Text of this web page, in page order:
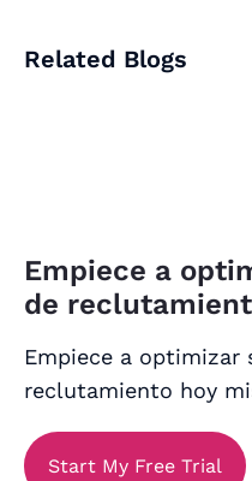
Related Blogs
Empiece a
de
Empiece a optimizar
reclutamiento hoy
Start My Free Trial